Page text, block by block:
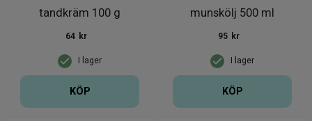
tandkräm 100 g
I lager
64 kr
KÖP
munskölj 500 ml
I lager
95 kr
KÖP